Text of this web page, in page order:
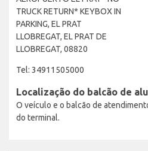
TRUCK RETURN* KEYBOX IN
PARKING, EL PRAT
LLOBREGAT, EL PRAT DE
LLOBREGAT, 08820
Tel: 34911505000
Localização do balcão de
O veículo e o balcão de
do terminal.